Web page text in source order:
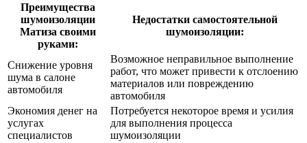
Преимущества
шумоизоляции
Матиза своими
руками:
Недостатки самостоятельной
шумоизоляции:
Снижение уровня
шума в салоне
автомобиля
Возможное неправильное выполнение
работ, что может привести к отслоению
материалов или повреждению
автомобиля
Экономия денег на
услугах
специалистов
Потребуется некоторое время и усилия
для выполнения процесса
шумоизоляции